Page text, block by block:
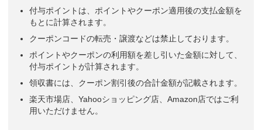
付与ポイントは、ポイントやクーポン適用後の支払金額を
もとに計算されます。
クーポンコードの転売・譲渡などは禁止しております。
ポイントやクーポンの利用額を差し引いた金額に対して、
付与ポイントが計算されます。
領収書には、クーポン割引後の合計金額が記載されます。
楽天市場店、Yahooショッピング店、Amazon店ではご利
用いただけません。